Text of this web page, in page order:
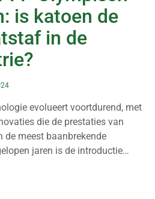
is katoen de
in de
evolueert voortdurend, met
die de prestaties van
de meest baanbrekende
jaren is de introductie…